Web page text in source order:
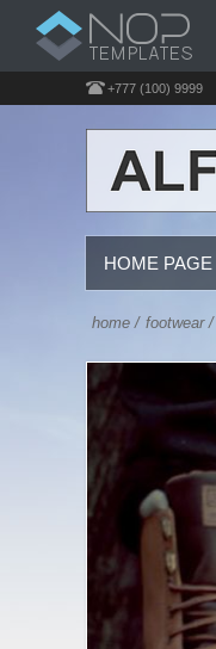
+777 (100) 9999
HOME PAGE
home / footwear /